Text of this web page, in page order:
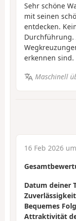
Sehr schöne
mit seinen
entdecken.
Durchführung.
erkennen sind.
Maschinell
16 Feb 2026
Datum deiner
Bequemes
Attraktivität